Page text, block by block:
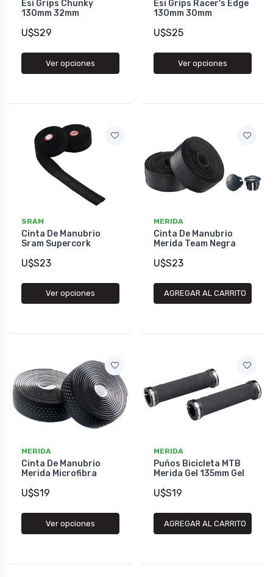
Esi Grips Chunky
130mm 32mm
U$S29
Ver opciones
Esi Grips Racer's Edge
130mm 30mm
U$S25
Ver opciones
SRAM
Cinta De Manubrio
Sram Supercork
U$S23
Ver opciones
MERIDA
Cinta De Manubrio
Merida Team Negra
U$S23
AGREGAR AL CARRITO
MERIDA
Cinta De Manubrio
Merida Microfibra
U$S19
Ver opciones
MERIDA
Puños Bicicleta MTB
Merida Gel 135mm Gel
U$S19
AGREGAR AL CARRITO